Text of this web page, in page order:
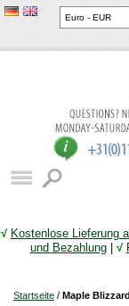
√ Kostenlose Lieferung
und Bezahlung| √
Startseite / Maple